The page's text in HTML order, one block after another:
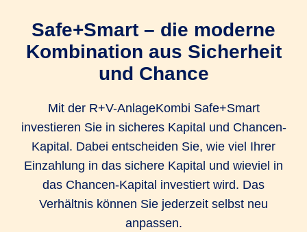
Das Verhältnis zwischen sicherem Kapital und
Chancen-Kapital legen Sie selbst fest, wobei
mindestens die Hälfte Ihrer Einzahlung in das
können Sie jederzeit kostenfrei ändern und so
auf Veränderungen in Ihrem Leben reagieren.
Sie können außerdem ganz einfach und
unbürokratisch Geld entnehmen. Wenn Sie
spontan eine Teilauszahlung wünschen, ist das
mit einer Frist von einem Monat zum nächsten
Safe+Smart – die moderne
Kombination aus Sicherheit
und Chance
Mit der R+V-AnlageKombi Safe+Smart
investieren Sie in sicheres Kapital und Chancen-
Kapital. Dabei entscheiden Sie, wie viel Ihrer
Einzahlung in das sichere Kapital und wieviel in
das Chancen-Kapital investiert wird. Das
Verhältnis können Sie jederzeit selbst neu
anpassen.